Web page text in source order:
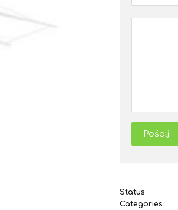
Pošalji
Status
Categories